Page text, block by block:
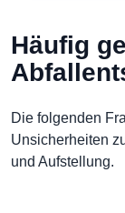
Häufig
Die folgenden
Unsicherheiten
und Aufstellung.